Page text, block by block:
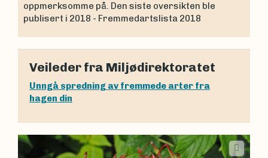
oppmerksomme på. Den siste oversikten ble
publisert i 2018 - Fremmedartslista 2018
Veileder fra Miljødirektoratet
Unngå spredning av fremmede arter fra
hagen din